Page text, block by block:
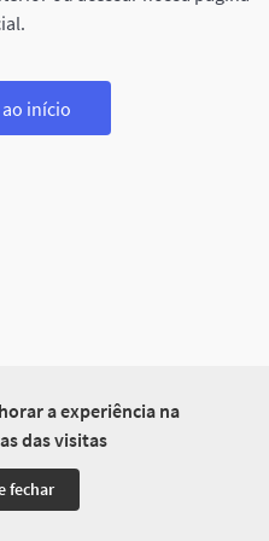
a experiência na
das visitas
fechar
início